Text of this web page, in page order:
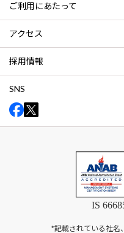
ご利用にあたって
アクセス
採用情報
SNS
IS
*記載されている社名